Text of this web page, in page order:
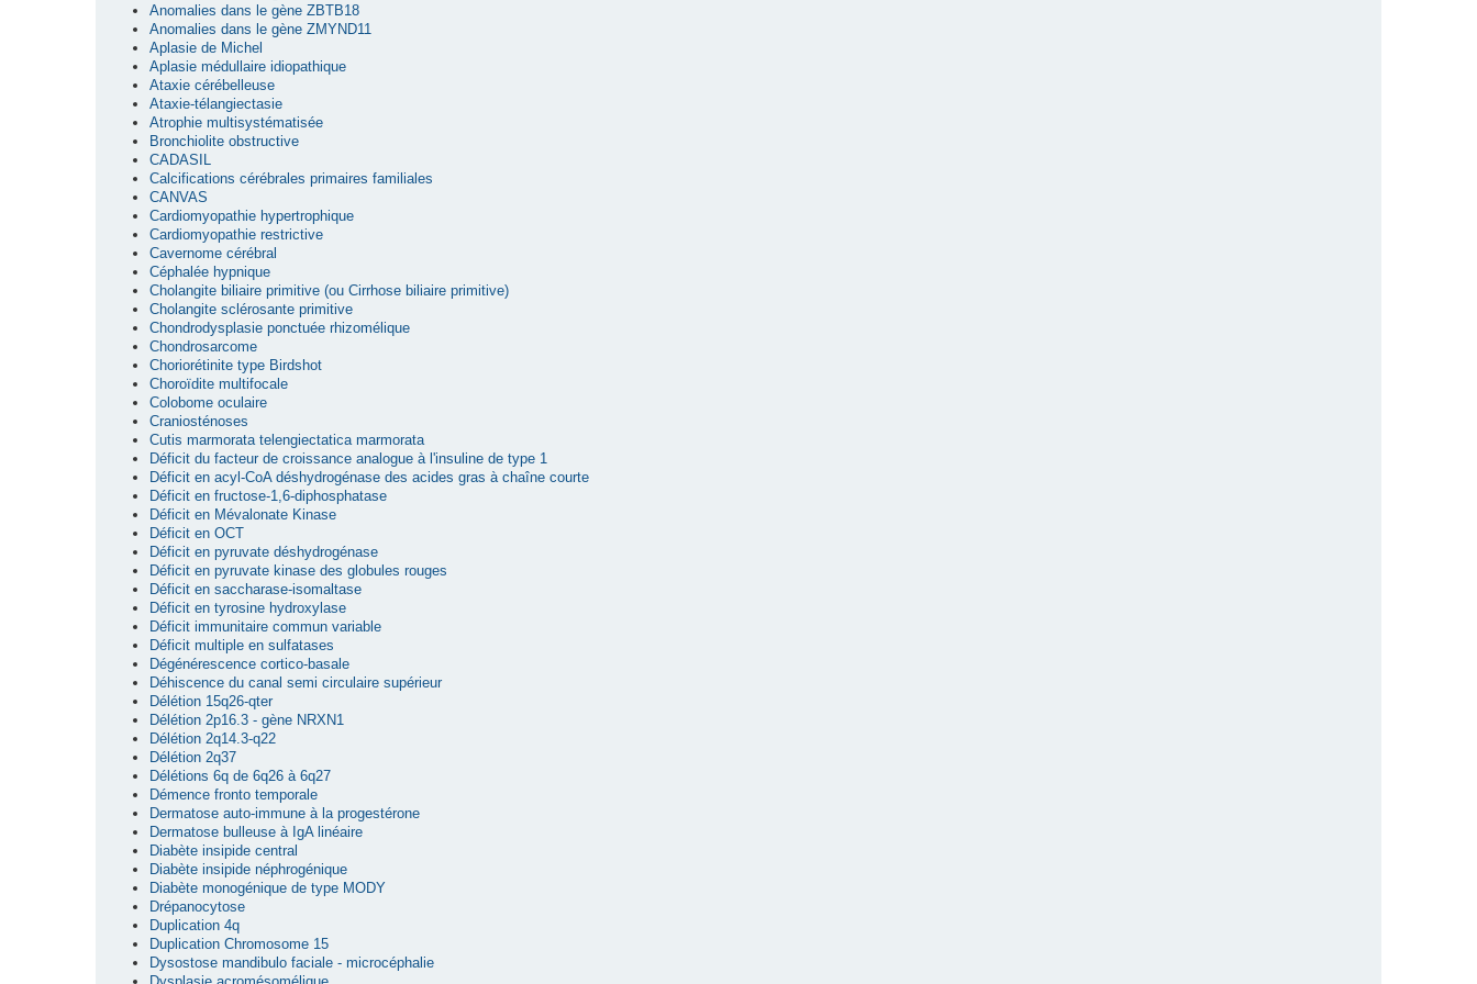
Anomalies dans le gène ZBTB18
Anomalies dans le gène ZMYND11
Aplasie de Michel
Aplasie médullaire idiopathique
Ataxie cérébelleuse
Ataxie-télangiectasie
Atrophie multisystématisée
Bronchiolite obstructive
CADASIL
Calcifications cérébrales primaires familiales
CANVAS
Cardiomyopathie hypertrophique
Cardiomyopathie restrictive
Cavernome cérébral
Céphalée hypnique
Cholangite biliaire primitive (ou Cirrhose biliaire primitive)
Cholangite sclérosante primitive
Chondrodysplasie ponctuée rhizomélique
Chondrosarcome
Choriorétinite type Birdshot
Choroïdite multifocale
Colobome oculaire
Craniosténoses
Cutis marmorata telengiectatica marmorata
Déficit du facteur de croissance analogue à l'insuline de type 1
Déficit en acyl-CoA déshydrogénase des acides gras à chaîne courte
Déficit en fructose-1,6-diphosphatase
Déficit en Mévalonate Kinase
Déficit en OCT
Déficit en pyruvate déshydrogénase
Déficit en pyruvate kinase des globules rouges
Déficit en saccharase-isomaltase
Déficit en tyrosine hydroxylase
Déficit immunitaire commun variable
Déficit multiple en sulfatases
Dégénérescence cortico-basale
Déhiscence du canal semi circulaire supérieur
Délétion 15q26-qter
Délétion 2p16.3 - gène NRXN1
Délétion 2q14.3-q22
Délétion 2q37
Délétions 6q de 6q26 à 6q27
Démence fronto temporale
Dermatose auto-immune à la progestérone
Dermatose bulleuse à IgA linéaire
Diabète insipide central
Diabète insipide néphrogénique
Diabète monogénique de type MODY
Drépanocytose
Duplication 4q
Duplication Chromosome 15
Dysostose mandibulo faciale - microcéphalie